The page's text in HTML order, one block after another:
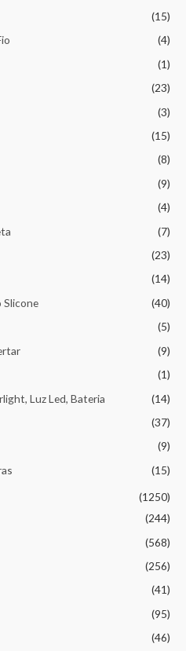
(15)
(4)
(1)
(23)
(3)
(15)
(8)
(9)
(4)
(7)
(23)
(14)
Slicone
(40)
(5)
(9)
(1)
Luz Led, Bateria
(14)
(37)
(9)
(15)
(1250)
(244)
(568)
(256)
(41)
(95)
(46)